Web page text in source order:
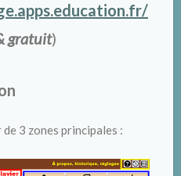
gratuit)
3 zones principales :